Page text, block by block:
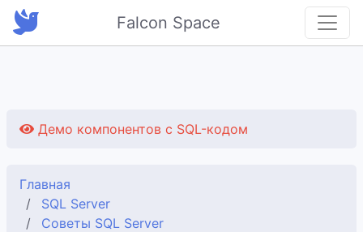
Falcon Space
Демо компонентов с SQL-кодом
Главная
SQL Server
Советы SQL Server